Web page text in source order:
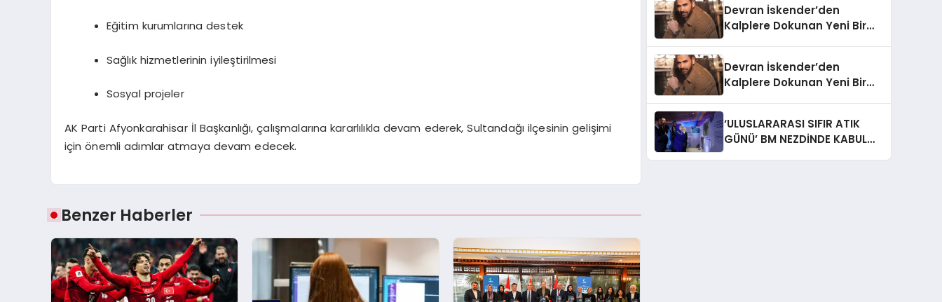
Eğitim kurumlarına destek
Sağlık hizmetlerinin iyileştirilmesi
Sosyal projeler
AK Parti Afyonkarahisar İl Başkanlığı, çalışmalarına kararlılıkla devam ederek, Sultandağı ilçesinin gelişimi
için önemli adımlar atmaya devam edecek.
Benzer Haberler
Devran İskender’den
Kalplere Dokunan Yeni Bir
Devran İskender’den
Kalplere Dokunan Yeni Bir
‘ULUSLARARASI SIFIR ATIK
GÜNÜ’ BM NEZDİNDE KABUL